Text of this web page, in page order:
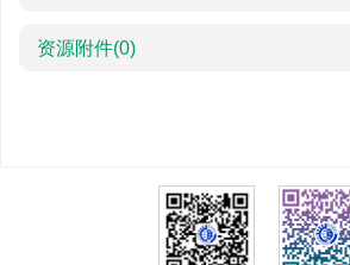
资源附件(0)